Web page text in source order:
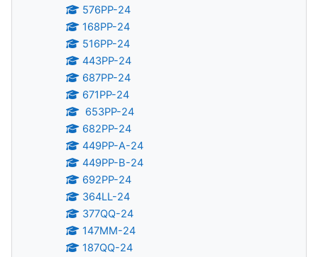
576PP-24
168PP-24
516PP-24
443PP-24
687PP-24
671PP-24
653PP-24
682PP-24
449PP-A-24
449PP-B-24
692PP-24
364LL-24
377QQ-24
147MM-24
187QQ-24